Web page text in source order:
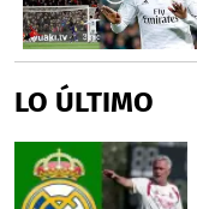
LO ÚLTIMO